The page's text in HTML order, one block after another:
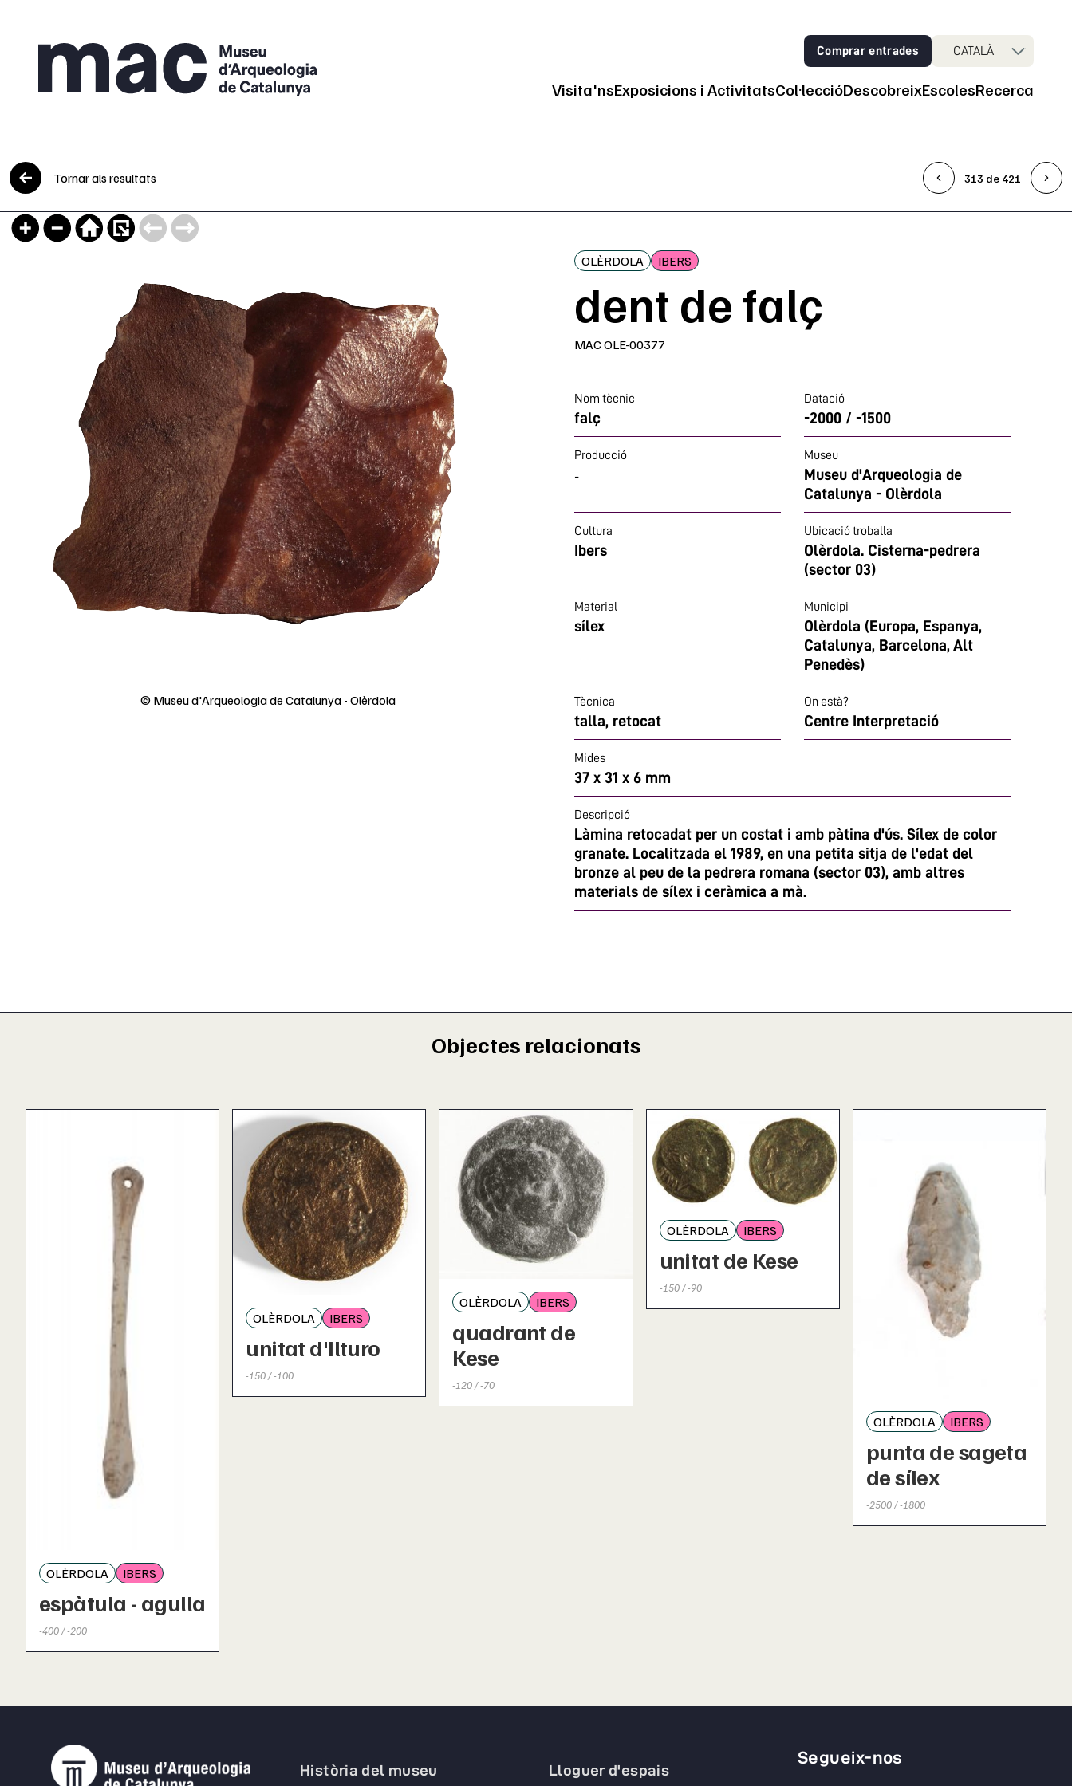
Vés al contingut Comprar entrades CATALÀ
Navegació principal
Visita'nsExposicions i ActivitatsCol·leccióDescobreixEscolesRecerca
Tornar als resultats 313 de 421
© Museu d'Arqueologia de Catalunya - Olèrdola
OLÈRDOLA IBERS
dent de falç
MAC OLE-00377
Nom tècnic
falç
Datació
-2000 / -1500
Producció
-
Museu
Museu d'Arqueologia de
Catalunya - Olèrdola
Cultura
Ibers
Ubicació troballa
Olèrdola. Cisterna-pedrera
(sector 03)
Material
sílex
Municipi
Olèrdola (Europa, Espanya,
Catalunya, Barcelona, Alt
Penedès)
Tècnica
talla, retocat
On està?
Centre Interpretació
Mides
37 x 31 x 6 mm
Descripció
Làmina retocadat per un costat i amb pàtina d'ús. Sílex de color
granate. Localitzada el 1989, en una petita sitja de l'edat del
bronze al peu de la pedrera romana (sector 03), amb altres
materials de sílex i ceràmica a mà.
Objectes relacionats
OLÈRDOLA IBERS
espàtula - agulla
-400 / -200
OLÈRDOLA IBERS
unitat d'Ilturo
-150 / -100
OLÈRDOLA IBERS
quadrant de
Kese
-120 / -70
OLÈRDOLA IBERS
unitat de Kese
-150 / -90
OLÈRDOLA IBERS
punta de sageta
de sílex
-2500 / -1800
Història del museu Lloguer d'espais
Segueix-nos